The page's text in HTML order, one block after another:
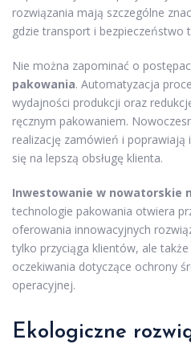
rozwiązania mają szczególne
gdzie transport i
Nie można zapominać o
pakowania. Automatyzacja
wydajności produkcji oraz
ręcznym pakowaniem.
realizację zamówień i poprawiają
się na lepszą obsługę klienta.
Inwestowanie w nowatorskie
technologie pakowania otwiera
oferowania innowacyjnych
tylko przyciąga klientów, ale
oczekiwania dotyczące ochrony
operacyjnej.
Ekologiczne